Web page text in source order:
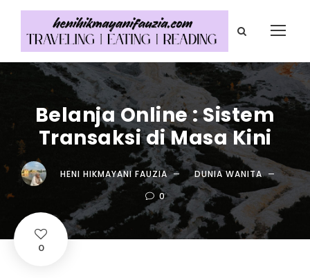
Belanja Online : Sistem
Transaksi di Masa Kini
HENI HIKMAYANI FAUZIA
DUNIA WANITA
0
0